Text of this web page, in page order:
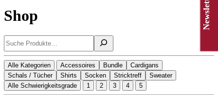
Shop
Suchen
Alle Kategorien Accessoires Bundle
Cardigans
Schals / Tücher
Shirts Socken Stricktreff
Sweater
Alle Schwierigkeitsgrade
1 2 3 4 5
Newsletter